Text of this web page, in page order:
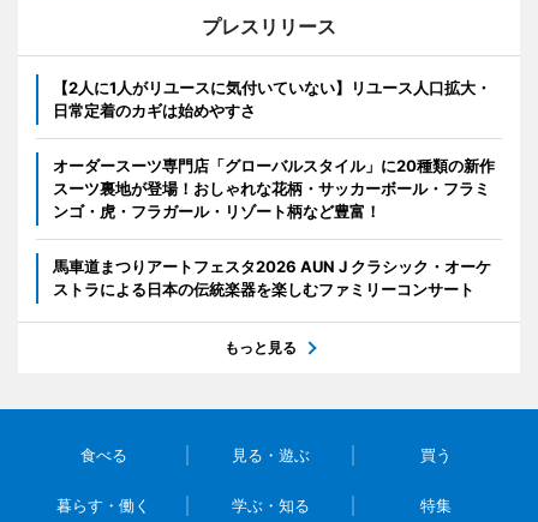
プレスリリース
【2人に1人がリユースに気付いていない】リユース人口拡大・
日常定着のカギは始めやすさ
オーダースーツ専門店「グローバルスタイル」に20種類の新作
スーツ裏地が登場！おしゃれな花柄・サッカーボール・フラミ
ンゴ・虎・フラガール・リゾート柄など豊富！
馬車道まつりアートフェスタ2026 AUN J クラシック・オーケ
ストラによる日本の伝統楽器を楽しむファミリーコンサート
もっと見る
食べる 見る・遊ぶ 買う
暮らす・働く 学ぶ・知る 特集